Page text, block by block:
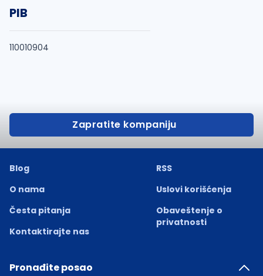
PIB
110010904
Zapratite kompaniju
Blog
O nama
Česta pitanja
Kontaktirajte nas
RSS
Uslovi korišćenja
Obaveštenje o
privatnosti
Pronađite posao